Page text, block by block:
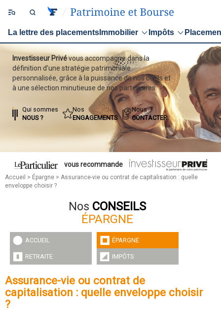
La lettre des placements Immobilier Impôts
Investisseur Privévous accompagne dans la
définition d’une stratégie patrimoniale
personnalisée, grâce à la puissance de nos outils et
à une sélection minutieuse de nos partenaires.
Qui sommes
NOUS ?
Nos
ENGAGEMENTS
Nous
CONTACTER
vous recommande
Accueil > Épargne > Assurance-vie ou contrat de capitalisation : quelle
enveloppe choisir ?
Nos CONSEILS
ÉPARGNE
ACCUEIL ÉPARGNE
RETRAITE IMPÔTS
Assurance-vie ou contrat de
capitalisation : quelle enveloppe choisir
?